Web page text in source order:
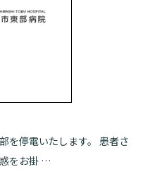
を停電いたします。 患者さ
をお掛 …